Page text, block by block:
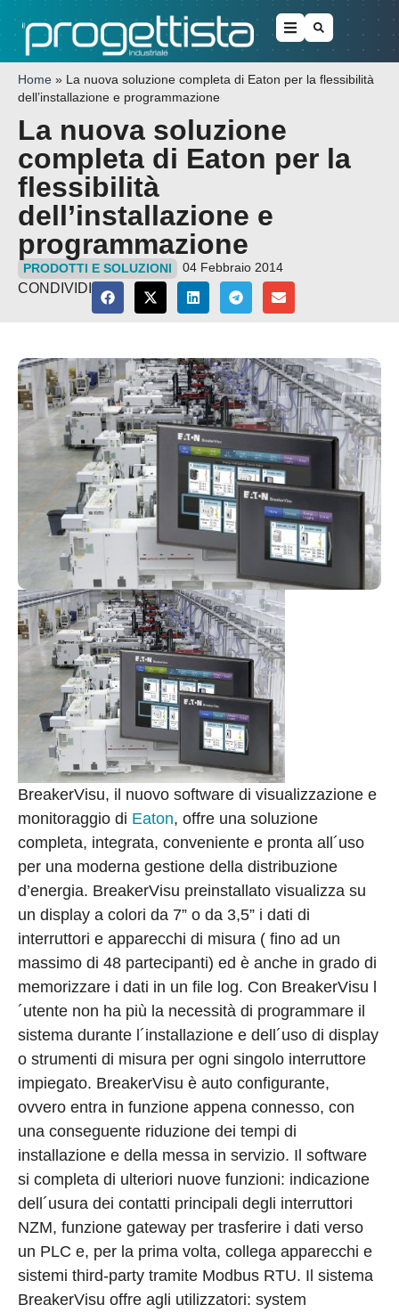
Home » La nuova soluzione completa di Eaton per la flessibilità
dell’installazione e programmazione
La nuova soluzione
completa di Eaton per la
flessibilità
dell’installazione e
programmazione
PRODOTTI E SOLUZIONI 04 Febbraio 2014
CONDIVIDI
BreakerVisu, il nuovo software di visualizzazione e
monitoraggio di Eaton, offre una soluzione
completa, integrata, conveniente e pronta all´uso
per una moderna gestione della distribuzione
d’energia. BreakerVisu preinstallato visualizza su
un display a colori da 7” o da 3,5” i dati di
interruttori e apparecchi di misura ( fino ad un
massimo di 48 partecipanti) ed è anche in grado di
memorizzare i dati in un file log. Con BreakerVisu l
´utente non ha più la necessità di programmare il
sistema durante l´installazione e dell´uso di display
o strumenti di misura per ogni singolo interruttore
impiegato. BreakerVisu è auto configurante,
ovvero entra in funzione appena connesso, con
una conseguente riduzione dei tempi di
installazione e della messa in servizio. Il software
si completa di ulteriori nuove funzioni: indicazione
dell´usura dei contatti principali degli interruttori
NZM, funzione gateway per trasferire i dati verso
un PLC e, per la prima volta, collega apparecchi e
sistemi third-party tramite Modbus RTU. Il sistema
BreakerVisu offre agli utilizzatori: system